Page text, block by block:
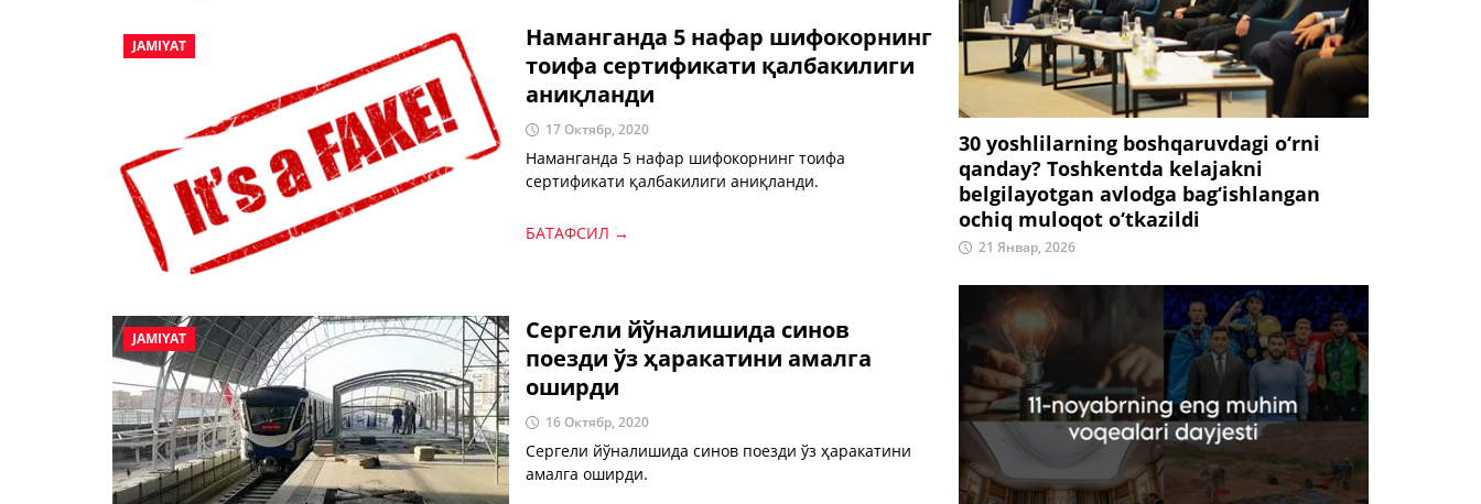
JAMIYAT
Наманганда 5 нафар шифокорнинг
тоифа сертификати қалбакилиги
аниқланди
17 Октябр, 2020
Наманганда 5 нафар шифокорнинг тоифа
сертификати қалбакилиги аниқланди.
БАТАФСИЛ →
JAMIYAT
Сергели йўналишида синов
поезди ўз ҳаракатини амалга
оширди
16 Октябр, 2020
Сергели йўналишида синов поезди ўз ҳаракатини
амалга оширди.
30 yoshlilarning boshqaruvdagi o‘rni
qanday? Toshkentda kelajakni
belgilayotgan avlodga bag‘ishlangan
ochiq muloqot o‘tkazildi
21 Январ, 2026